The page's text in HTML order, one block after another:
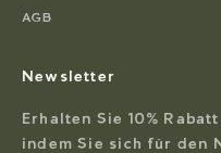
AGB
Newsletter
Erhalten Sie 10%
indem Sie sich für den